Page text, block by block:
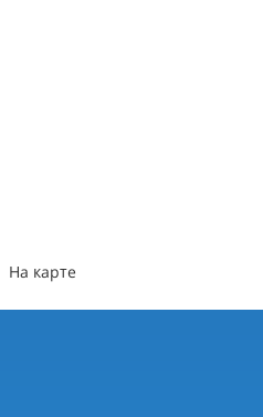
На карте